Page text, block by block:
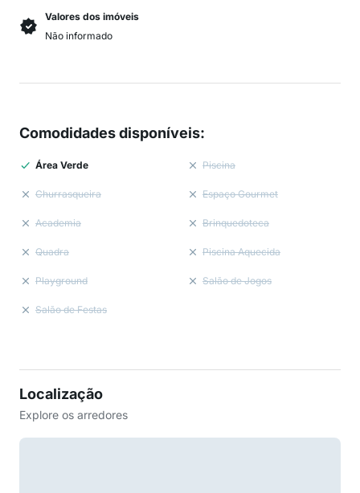
Valores dos imóveis
Não informado
Comodidades disponíveis:
Área Verde Piscina
Churrasqueira Espaço Gourmet
Academia Brinquedoteca
Quadra Piscina Aquecida
Playground Salão de Jogos
Salão de Festas
Localização
Explore os arredores